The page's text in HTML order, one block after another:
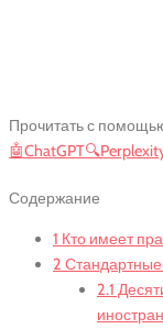
Прочитать с
🤖ChatGPT🔍
Содержание
1 Кто имеет
2
2.1